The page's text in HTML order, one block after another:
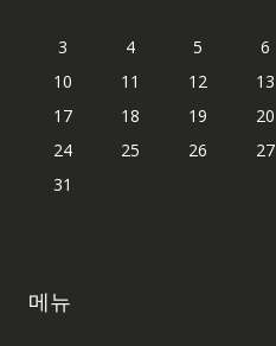
3
4 5 6
10
11 12 13
17
18 19 20
24
25 26 27
31
메뉴